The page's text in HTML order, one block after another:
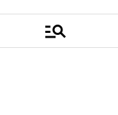
manage_search